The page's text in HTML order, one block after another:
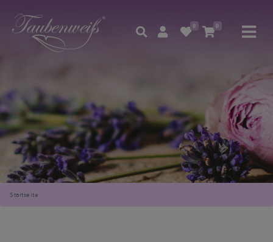
0 0
Startseite